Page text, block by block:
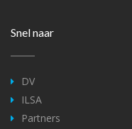
Snel naar
DV
ILSA
Partners